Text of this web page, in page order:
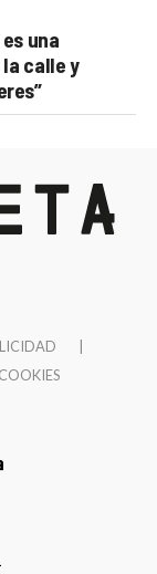
una
calle y
COOKIES